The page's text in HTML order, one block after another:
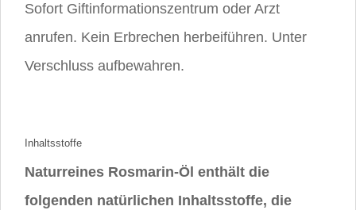
Sofort Giftinformationszentrum oder Arzt
anrufen. Kein Erbrechen herbeiführen. Unter
Verschluss aufbewahren.
Inhaltsstoffe
Naturreines Rosmarin-Öl enthält die
folgenden natürlichen Inhaltsstoffe, die